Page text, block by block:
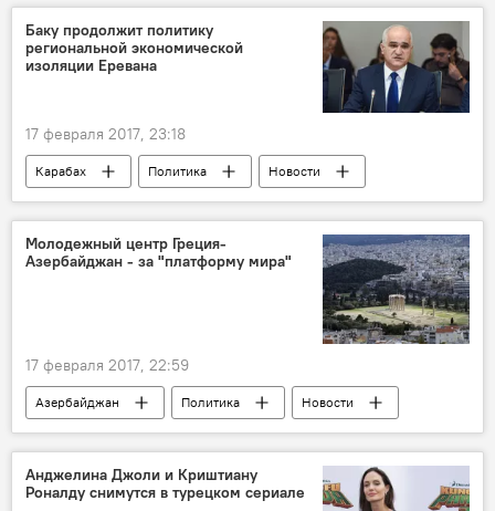
Южный газовый корридор
энергетическая безопасность
круглый стол
Баку продолжит политику
региональной экономической
изоляции Еревана
17 февраля 2017, 23:18
Карабах Политика
Новости
Новости мира
Экономика
Армения
Министр экономики и промышленности Азербайджана Шахин Мустафаев
Азербайджан
Молодежный центр Греция-
Азербайджан - за "платформу мира"
17 февраля 2017, 22:59
Азербайджан Политика
Новости
Иоаннис Папагригориу
суверенитет
Территориальная целостность
Резолюции СБ ООН
Анджелина Джоли и Криштиану
Роналду снимутся в турецком сериале